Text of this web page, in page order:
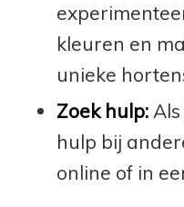
kleuren en
unieke
Zoek hulp:Als
hulp bij
online of in